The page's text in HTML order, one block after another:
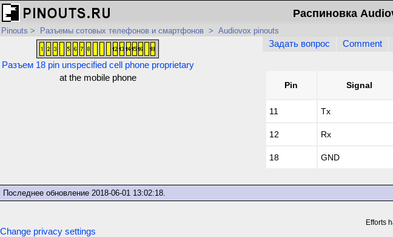
Распиновка
Pinouts > Разъемы сотовых телефонов и смартфонов > Audiovox pinouts
Разъем 18 pin unspecified cell phone proprietary
at the mobile phone
Задать вопрос Comment
Pin Signal
11 Tx
12 Rx
18 GND
Последнее обновление 2018-06-01 13:02:18.
Efforts
Change privacy settings